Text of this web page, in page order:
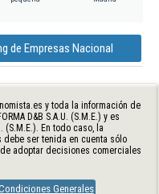
de Empresas Nacional
y toda la información de
D&B S.A.U. (S.M.E.) y es
(S.M.E.). En todo caso, la
ser tenida en cuenta sólo
adoptar decisiones comerciales
Generales